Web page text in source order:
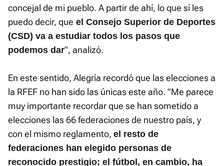
concejal de mi pueblo. A partir de ahí, lo que sí les
puedo decir, que el Consejo Superior de Deportes
(CSD) va a estudiar todos los pasos que
podemos dar", analizó.
En este sentido, Alegría recordó que las elecciones a
la RFEF no han sido las únicas este año. "Me parece
muy importante recordar que se han sometido a
elecciones las 66 federaciones de nuestro país, y
con el mismo reglamento, el resto de
federaciones han elegido personas de
reconocido prestigio; el fútbol, en cambio, ha